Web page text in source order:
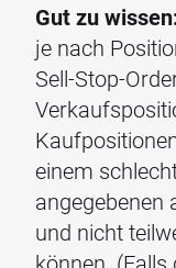
Gut zu
je nach
Sell-Stop-
einem
angegebenen
und nicht
können.